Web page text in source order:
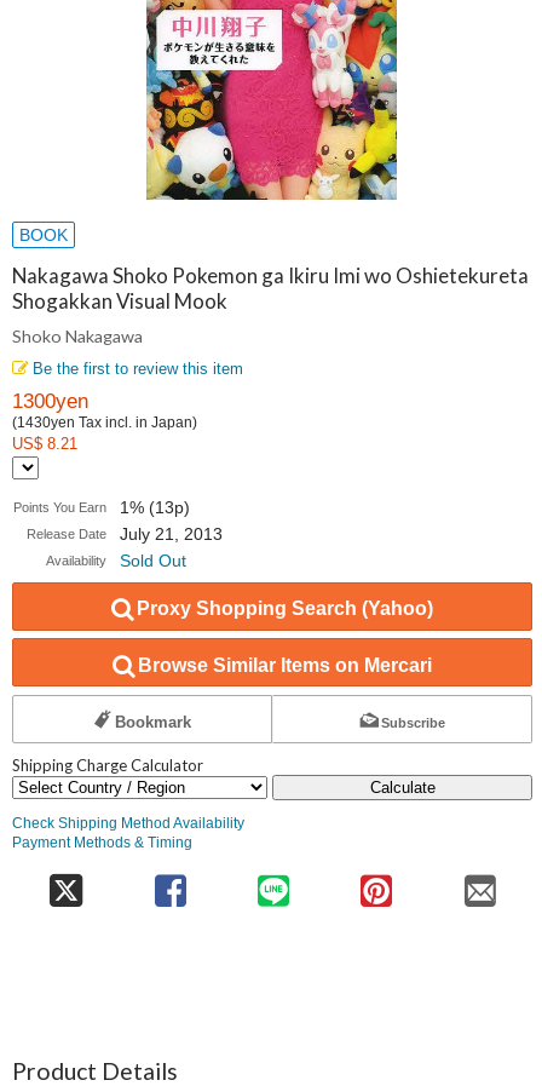
BOOK
Nakagawa Shoko Pokemon ga Ikiru Imi wo Oshietekureta
Shogakkan Visual Mook
Shoko Nakagawa
Be the first to review this item
1300yen
(1430yen Tax incl. in Japan)
US$ 8.21
Points You Earn 1% (13p)
Release Date July 21, 2013
Availability Sold Out
Proxy Shopping Search (Yahoo)
Browse Similar Items on Mercari
Bookmark Subscribe
Shipping Charge Calculator
Calculate
Check Shipping Method Availability
Payment Methods & Timing
Product Details